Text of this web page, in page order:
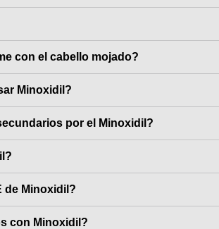
con el cabello mojado?
Minoxidil?
por el Minoxidil?
de Minoxidil?
con Minoxidil?